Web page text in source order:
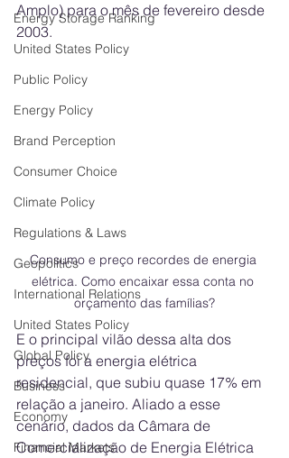
Energy Storage Ranking
United States Policy
Public Policy
Energy Policy
Brand Perception
Consumer Choice
Climate Policy
Regulations & Laws
Geopolitics
International Relations
United States Policy
Global Policy
Business
Economy
Financial Markets
Amplo) para o mês de fevereiro desde
2003.
Consumo e preço recordes de energia
elétrica. Como encaixar essa conta no
orçamento das famílias?
E o principal vilão dessa alta dos
preços foi a energia elétrica
residencial, que subiu quase 17% em
relação a janeiro. Aliado a esse
cenário, dados da Câmara de
Comercialização de Energia Elétrica